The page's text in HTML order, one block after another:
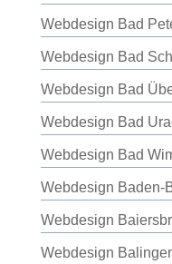
Webdesign Bad
Webdesign Bad
Webdesign Bad
Webdesign Bad
Webdesign Bad
Webdesign Baden-
Webdesign
Webdesign